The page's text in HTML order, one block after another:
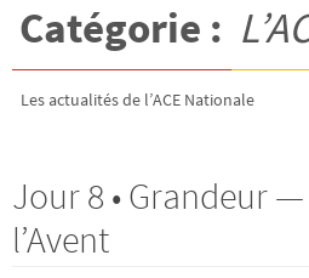
Catégorie :
Les actualités de l’ACE Nationale
Jour 8 • Grandeur
l’Avent